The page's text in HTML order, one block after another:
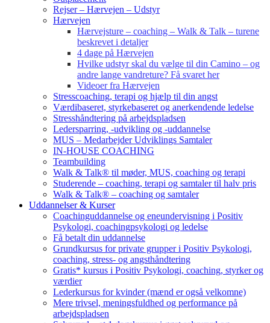
Rejser – Hærvejen – Udstyr
Hærvejen
Hærvejsture – coaching – Walk & Talk – turene
beskrevet i detaljer
4 dage på Hærvejen
Hvilke udstyr skal du vælge til din Camino – og
andre lange vandreture? Få svaret her
Videoer fra Hærvejen
Stresscoaching, terapi og hjælp til din angst
Værdibaseret, styrkebaseret og anerkendende ledelse
Stresshåndtering på arbejdspladsen
Ledersparring, -udvikling og -uddannelse
MUS – Medarbejder Udviklings Samtaler
IN-HOUSE COACHING
Teambuilding
Walk & Talk® til møder, MUS, coaching og terapi
Studerende – coaching, terapi og samtaler til halv pris
Walk & Talk® – coaching og samtaler
Uddannelser & Kurser
Coachinguddannelse og eneundervisning i Positiv
Psykologi, coachingpsykologi og ledelse
Få betalt din uddannelse
Grundkursus for private grupper i Positiv Psykologi,
coaching, stress- og angsthåndtering
Gratis* kursus i Positiv Psykologi, coaching, styrker og
værdier
Lederkursus for kvinder (mænd er også velkomne)
Mere trivsel, meningsfuldhed og performance på
arbejdspladsen